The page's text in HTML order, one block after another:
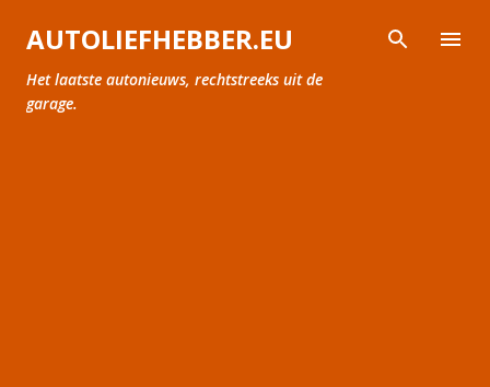
Doorgaan naar hoofdcontent
AUTOLIEFHEBBER.EU
Het laatste autonieuws, rechtstreeks uit de
garage.